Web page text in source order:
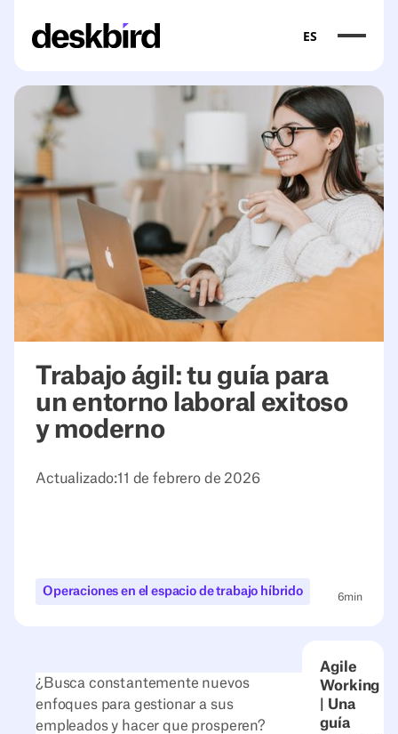
ES
Trabajo ágil: tu guía para
un entorno laboral exitoso
y moderno
Actualizado:11 de febrero de 2026
Operaciones en el espacio de trabajo híbrido 6min
Agile
Working
| Una
guía
¿Busca constantemente nuevos
enfoques para gestionar a sus
empleados y hacer que prosperen?